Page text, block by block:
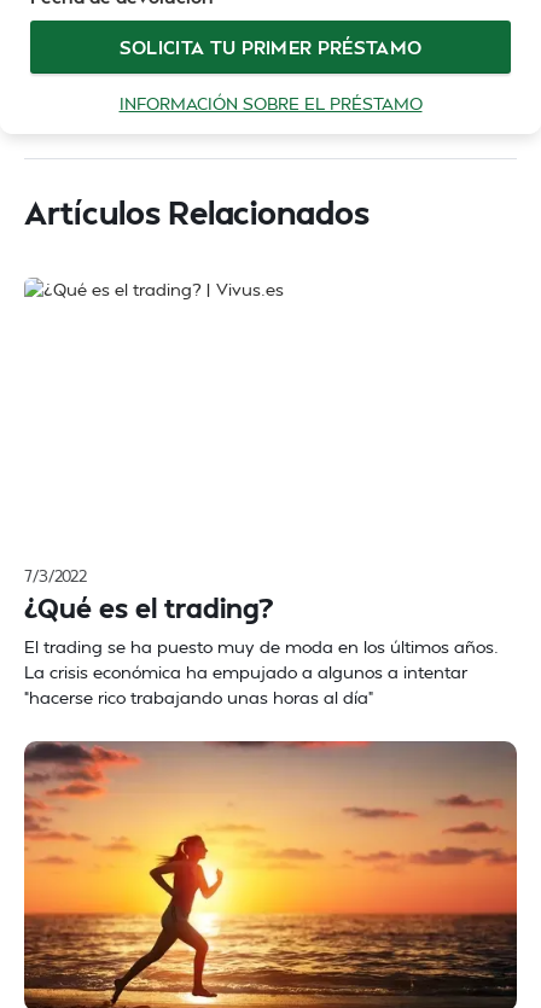
SOLICITA TU PRIMER PRÉSTAMO
INFORMACIÓN SOBRE EL PRÉSTAMO
Artículos Relacionados
7/3/2022
¿Qué es el trading?
El trading se ha puesto muy de moda en los últimos años.
La crisis económica ha empujado a algunos a intentar
“hacerse rico trabajando unas horas al día”